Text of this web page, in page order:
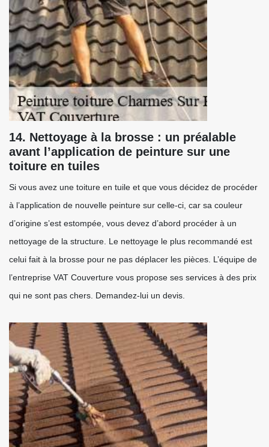
14. Nettoyage à la brosse : un préalable
avant l’application de peinture sur une
toiture en tuiles
Si vous avez une toiture en tuile et que vous décidez de procéder
à l’application de nouvelle peinture sur celle-ci, car sa couleur
d’origine s’est estompée, vous devez d’abord procéder à un
nettoyage de la structure. Le nettoyage le plus recommandé est
celui fait à la brosse pour ne pas déplacer les pièces. L’équipe de
l’entreprise VAT Couverture vous propose ses services à des prix
qui ne sont pas chers. Demandez-lui un devis.